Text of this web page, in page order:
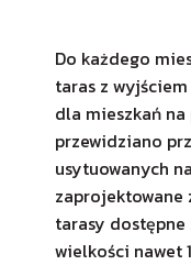
Do każdego
taras z
dla mieszkań
przewidziano
usytuowanych
zaprojektowane
tarasy
wielkości nawet